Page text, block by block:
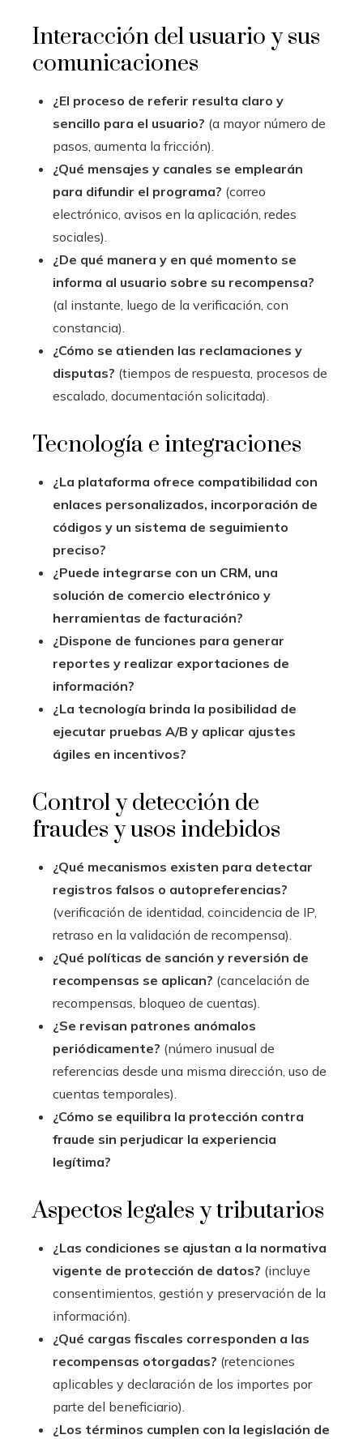
Interacción del usuario y sus
comunicaciones
¿El proceso de referir resulta claro y
sencillo para el usuario? (a mayor número de
pasos, aumenta la fricción).
¿Qué mensajes y canales se emplearán
para difundir el programa? (correo
electrónico, avisos en la aplicación, redes
sociales).
¿De qué manera y en qué momento se
informa al usuario sobre su recompensa?
(al instante, luego de la verificación, con
constancia).
¿Cómo se atienden las reclamaciones y
disputas? (tiempos de respuesta, procesos de
escalado, documentación solicitada).
Tecnología e integraciones
¿La plataforma ofrece compatibilidad con
enlaces personalizados, incorporación de
códigos y un sistema de seguimiento
preciso?
¿Puede integrarse con un CRM, una
solución de comercio electrónico y
herramientas de facturación?
¿Dispone de funciones para generar
reportes y realizar exportaciones de
información?
¿La tecnología brinda la posibilidad de
ejecutar pruebas A/B y aplicar ajustes
ágiles en incentivos?
Control y detección de
fraudes y usos indebidos
¿Qué mecanismos existen para detectar
registros falsos o autopreferencias?
(verificación de identidad, coincidencia de IP,
retraso en la validación de recompensa).
¿Qué políticas de sanción y reversión de
recompensas se aplican? (cancelación de
recompensas, bloqueo de cuentas).
¿Se revisan patrones anómalos
periódicamente? (número inusual de
referencias desde una misma dirección, uso de
cuentas temporales).
¿Cómo se equilibra la protección contra
fraude sin perjudicar la experiencia
legítima?
Aspectos legales y tributarios
¿Las condiciones se ajustan a la normativa
vigente de protección de datos? (incluye
consentimientos, gestión y preservación de la
información).
¿Qué cargas fiscales corresponden a las
recompensas otorgadas? (retenciones
aplicables y declaración de los importes por
parte del beneficiario).
¿Los términos cumplen con la legislación de